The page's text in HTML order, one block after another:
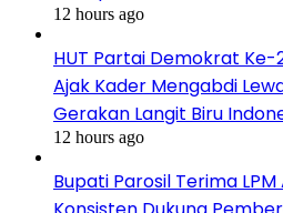
12 hours ago
HUT Partai Demokrat Ke-
Ajak Kader Mengabdi
Gerakan Langit Biru
12 hours ago
Bupati Parosil Terima